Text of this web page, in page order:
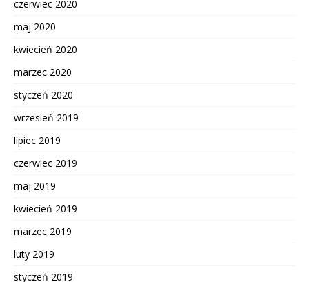
czerwiec 2020
maj 2020
kwiecień 2020
marzec 2020
styczeń 2020
wrzesień 2019
lipiec 2019
czerwiec 2019
maj 2019
kwiecień 2019
marzec 2019
luty 2019
styczeń 2019